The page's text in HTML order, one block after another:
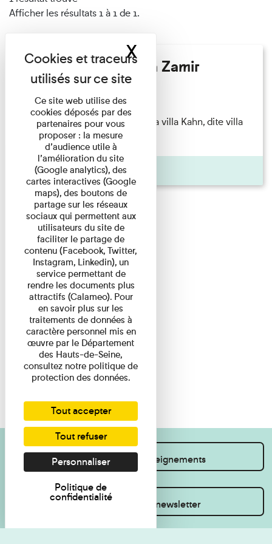
Afficher les résultats 1 à 1 de 1.
Hélène Gaudy - Villa Zamir
Lecture
couchant) [Angle nord-est de la villa Kahn, dite villa
Zamir et lumières du ...
Pages
Je souhaite des renseignements
Inscrivez-vous à la newsletter
Ce site web utilise des
cookies déposés par des
partenaires pour vous
proposer : la mesure
d’audience utile à
l’amélioration du site
(Google analytics), des
cartes interactives (Google
maps), des boutons de
partage sur les réseaux
sociaux qui permettent aux
utilisateurs du site de
faciliter le partage de
contenu (Facebook, Twitter,
Instagram, Linkedin), un
service permettant de
rendre les documents plus
attractifs (Calameo). Pour
en savoir plus sur les
traitements de données à
caractère personnel mis en
œuvre par le Département
des Hauts-de-Seine,
consultez notre politique de
protection des données.
Tout accepter
Tout refuser
Personnaliser
Politique de
confidentialité
XMasquer le